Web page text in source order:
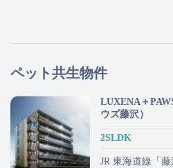
ペット共生物件
LUXENA＋
ウズ藤沢）
2SLDK
JR 東海道線「